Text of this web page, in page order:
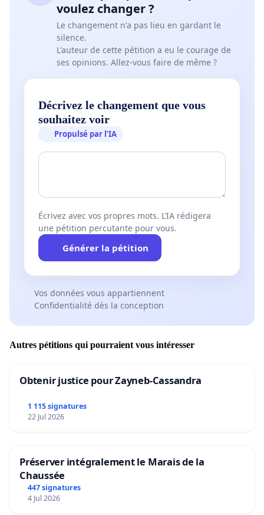
voulez changer ?
Le changement n'a pas lieu en gardant le
silence.
L'auteur de cette pétition a eu le courage de
ses opinions. Allez-vous faire de même ?
Décrivez le changement que vous
souhaitez voir
Propulsé par l’IA
Écrivez avec vos propres mots. L’IA rédigera
une pétition percutante pour vous.
Générer la pétition
Vos données vous appartiennent
Confidentialité dès la conception
Autres pétitions qui pourraient vous intéresser
Obtenir justice pour Zayneb-Cassandra
1 115 signatures
22 Jul 2026
Préserver intégralement le Marais de la
Chaussée
447 signatures
4 Jul 2026